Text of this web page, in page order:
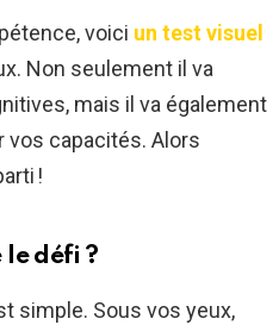
voici un test visuel
Non seulement il va
mais il va également
vos capacités. Alors
!
le défi ?
simple. Sous vos yeux,